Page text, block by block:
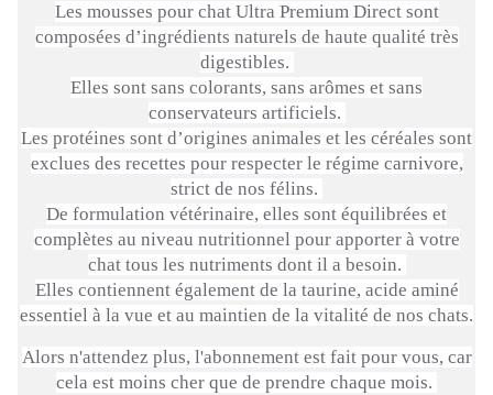
Les mousses pour chat Ultra Premium Direct sont
composées d’ingrédients naturels de haute qualité très
digestibles.
Elles sont sans colorants, sans arômes et sans
conservateurs artificiels.
Les protéines sont d’origines animales et les céréales sont
exclues des recettes pour respecter le régime carnivore,
strict de nos félins.
De formulation vétérinaire, elles sont équilibrées et
complètes au niveau nutritionnel pour apporter à votre
chat tous les nutriments dont il a besoin.
Elles contiennent également de la taurine, acide aminé
essentiel à la vue et au maintien de la vitalité de nos chats.
Alors n'attendez plus, l'abonnement est fait pour vous, car
cela est moins cher que de prendre chaque mois.